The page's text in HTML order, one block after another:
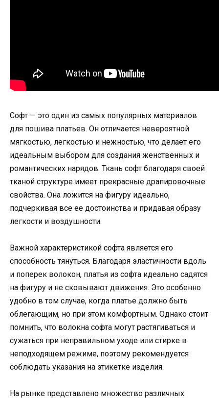
Софт — это один из самых популярных материалов
для пошива платьев. Он отличается невероятной
мягкостью, легкостью и нежностью, что делает его
идеальным выбором для создания женственных и
романтических нарядов. Ткань софт благодаря своей
тканой структуре имеет прекрасные драпировочные
свойства. Она ложится на фигуру идеально,
подчеркивая все ее достоинства и придавая образу
легкости и воздушности.
Важной характеристикой софта является его
способность тянуться. Благодаря эластичности вдоль
и поперек волокон, платья из софта идеально садятся
на фигуру и не сковывают движения. Это особенно
удобно в том случае, когда платье должно быть
облегающим, но при этом комфортным. Однако стоит
помнить, что волокна софта могут растягиваться и
сужаться при неправильном уходе или стирке в
неподходящем режиме, поэтому рекомендуется
соблюдать указания на этикетке изделия.
На рынке представлено множество различных